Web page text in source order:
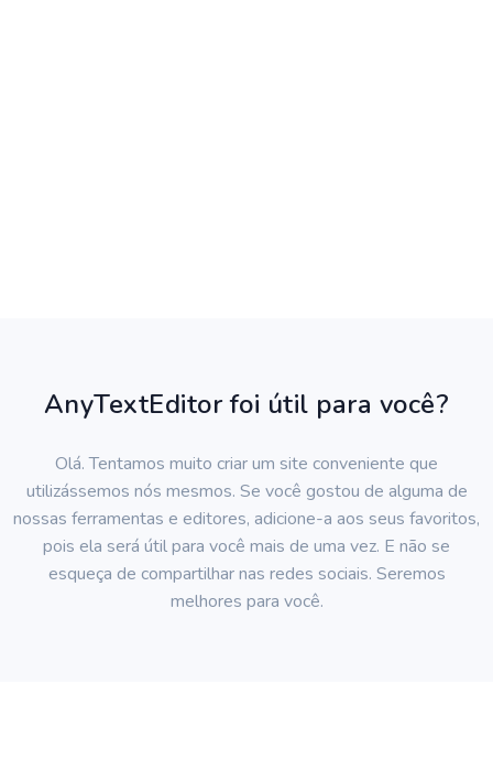
AnyTextEditor foi útil para você?
Olá. Tentamos muito criar um site conveniente que
utilizássemos nós mesmos. Se você gostou de alguma de
nossas ferramentas e editores, adicione-a aos seus favoritos,
pois ela será útil para você mais de uma vez. E não se
esqueça de compartilhar nas redes sociais. Seremos
melhores para você.